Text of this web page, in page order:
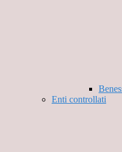
Enti controllati